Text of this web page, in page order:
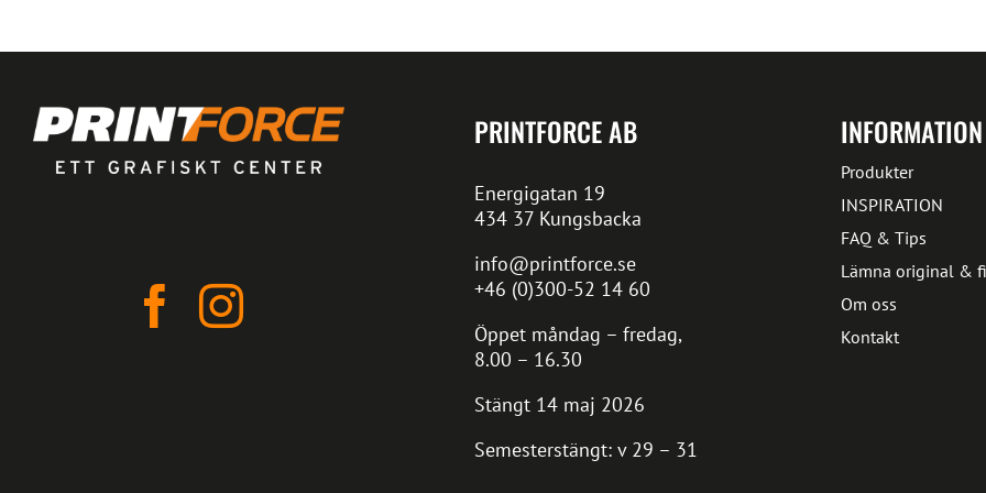
PRINTFORCE AB
Energigatan 19
434 37 Kungsbacka
info@printforce.se
+46 (0)300-52 14 60
Öppet måndag – fredag,
8.00 – 16.30
Stängt 14 maj 2026
Semesterstängt: v 29 – 31
INFORMATION
Produkter
INSPIRATION
FAQ & Tips
Lämna original &
Om oss
Kontakt